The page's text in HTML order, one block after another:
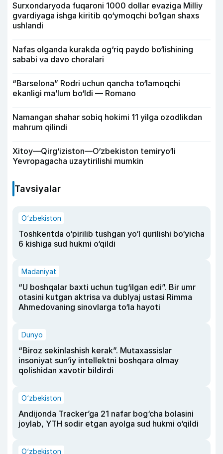
Surxondaryoda fuqaroni 1000 dollar evaziga Milliy
gvardiyaga ishga kiritib qo‘ymoqchi bo‘lgan shaxs
ushlandi
Nafas olganda kurakda og‘riq paydo bo‘lishining
sababi va davo choralari
“Barselona” Rodri uchun qancha to‘lamoqchi
ekanligi ma’lum bo‘ldi — Romano
Namangan shahar sobiq hokimi 11 yilga ozodlikdan
mahrum qilindi
Xitoy—Qirg‘iziston—O‘zbekiston temiryo‘li
Yevropagacha uzaytirilishi mumkin
Tavsiyalar
O‘zbekiston
Toshkentda o‘pirilib tushgan yo‘l qurilishi bo‘yicha
6 kishiga sud hukmi o‘qildi
Madaniyat
“U boshqalar baxti uchun tug‘ilgan edi”. Bir umr
otasini kutgan aktrisa va dublyaj ustasi Rimma
Ahmedovaning sinovlarga to‘la hayoti
Dunyo
“Biroz sekinlashish kerak”. Mutaxassislar
insoniyat sun’iy intellektni boshqara olmay
qolishidan xavotir bildirdi
O‘zbekiston
Andijonda Tracker’ga 21 nafar bog‘cha bolasini
joylab, YTH sodir etgan ayolga sud hukmi o‘qildi
O‘zbekiston